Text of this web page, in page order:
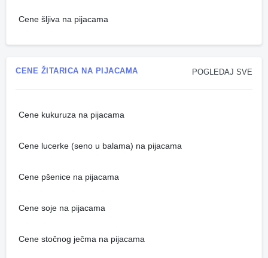
Cene šljiva na pijacama
POGLEDAJ SVE
CENE ŽITARICA NA PIJACAMA
Cene kukuruza na pijacama
Cene lucerke (seno u balama) na pijacama
Cene pšenice na pijacama
Cene soje na pijacama
Cene stočnog ječma na pijacama